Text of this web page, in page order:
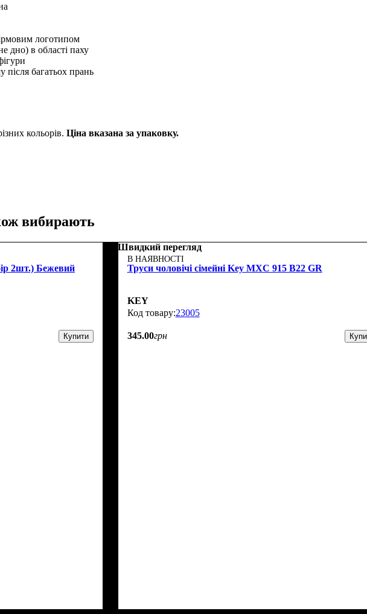
логотипом
дно) в області паху
після багатьох прань
кольорів. Ціна вказана за упаковку.
вибирають
2шт.) Бежевий
Купити
Швидкий перегляд
В НАЯВНОСТІ
Труси чоловічі сімейні Key MXC 915 B22 GR
KEY
23005
345.00грн